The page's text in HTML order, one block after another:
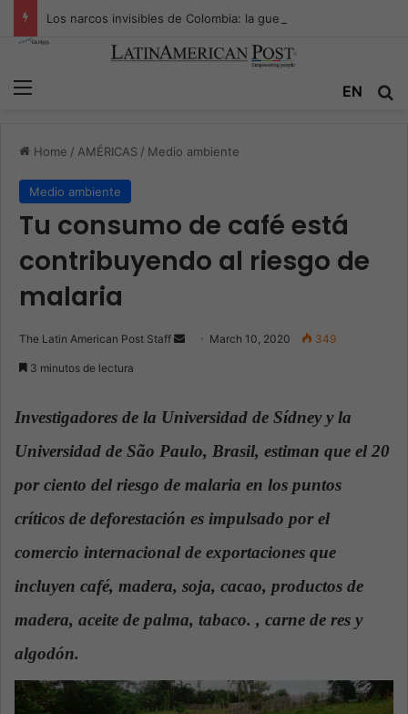
EN
Home / AMÉRICAS / Medio ambiente
Medio ambiente
Tu consumo de café está
contribuyendo al riesgo de
malaria
The Latin American Post Staff
a
n
m
l
March 10, 2020 349
3 minutos de lectura
Investigadores de la Universidad de Sídney y la
Universidad de São Paulo, Brasil, estiman que el 20
por ciento del riesgo de malaria en los puntos
críticos de deforestación es impulsado por el
comercio internacional de exportaciones que
incluyen café, madera, soja, cacao, productos de
madera, aceite de palma, tabaco. , carne de res y
algodón.